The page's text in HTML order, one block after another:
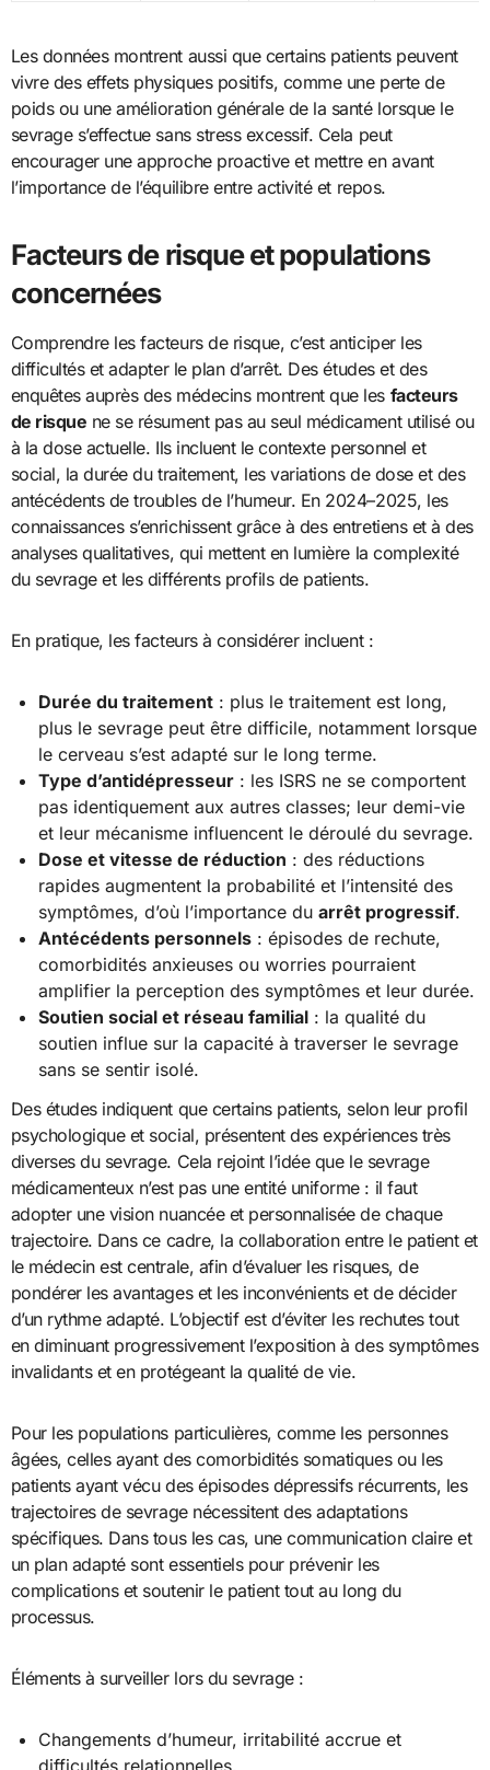
Les données montrent aussi que certains patients peuvent
vivre des effets physiques positifs, comme une perte de
poids ou une amélioration générale de la santé lorsque le
sevrage s’effectue sans stress excessif. Cela peut
encourager une approche proactive et mettre en avant
l’importance de l’équilibre entre activité et repos.
Facteurs de risque et populations
concernées
Comprendre les facteurs de risque, c’est anticiper les
difficultés et adapter le plan d’arrêt. Des études et des
enquêtes auprès des médecins montrent que les facteurs
de risque ne se résument pas au seul médicament utilisé ou
à la dose actuelle. Ils incluent le contexte personnel et
social, la durée du traitement, les variations de dose et des
antécédents de troubles de l’humeur. En 2024–2025, les
connaissances s’enrichissent grâce à des entretiens et à des
analyses qualitatives, qui mettent en lumière la complexité
du sevrage et les différents profils de patients.
En pratique, les facteurs à considérer incluent :
Durée du traitement : plus le traitement est long,
plus le sevrage peut être difficile, notamment lorsque
le cerveau s’est adapté sur le long terme.
Type d’antidépresseur : les ISRS ne se comportent
pas identiquement aux autres classes; leur demi-vie
et leur mécanisme influencent le déroulé du sevrage.
Dose et vitesse de réduction : des réductions
rapides augmentent la probabilité et l’intensité des
symptômes, d’où l’importance duarrêt progressif.
Antécédents personnels : épisodes de rechute,
comorbidités anxieuses ou worries pourraient
amplifier la perception des symptômes et leur durée.
Soutien social et réseau familial : la qualité du
soutien influe sur la capacité à traverser le sevrage
sans se sentir isolé.
Des études indiquent que certains patients, selon leur profil
psychologique et social, présentent des expériences très
diverses du sevrage. Cela rejoint l’idée que le sevrage
médicamenteux n’est pas une entité uniforme : il faut
adopter une vision nuancée et personnalisée de chaque
trajectoire. Dans ce cadre, la collaboration entre le patient et
le médecin est centrale, afin d’évaluer les risques, de
pondérer les avantages et les inconvénients et de décider
d’un rythme adapté. L’objectif est d’éviter les rechutes tout
en diminuant progressivement l’exposition à des symptômes
invalidants et en protégeant la qualité de vie.
Pour les populations particulières, comme les personnes
âgées, celles ayant des comorbidités somatiques ou les
patients ayant vécu des épisodes dépressifs récurrents, les
trajectoires de sevrage nécessitent des adaptations
spécifiques. Dans tous les cas, une communication claire et
un plan adapté sont essentiels pour prévenir les
complications et soutenir le patient tout au long du
processus.
Éléments à surveiller lors du sevrage :
Changements d’humeur, irritabilité accrue et